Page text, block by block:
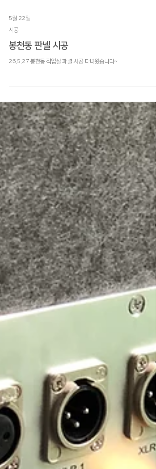
5월 22일
26.5.27 봉천동 작업실 패널 시공 다녀왔습니다~